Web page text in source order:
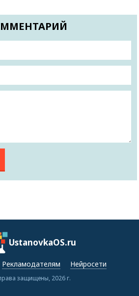
UstanovkaOS.ru
Рекламодателям Нейросети
защищены, 2026 г.